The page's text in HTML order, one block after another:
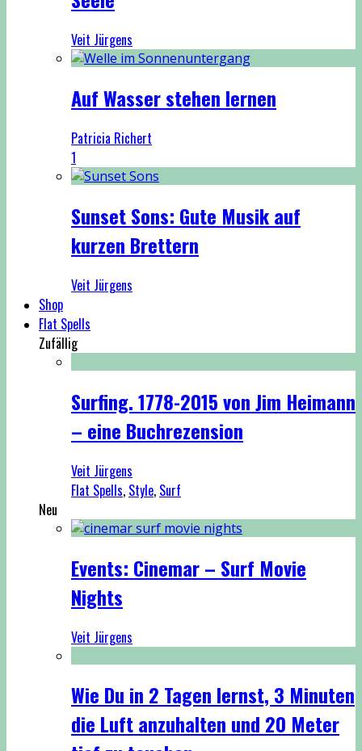
Veit Jürgens
Auf Wasser stehen lernen
Patricia Richert
1
Sunset Sons: Gute Musik auf
kurzen Brettern
Veit Jürgens
Shop
Flat Spells
Zufällig
Surfing. 1778-2015 von Jim Heimann
– eine Buchrezension
Veit Jürgens
Flat Spells, Style, Surf
Neu
Events: Cinemar – Surf Movie
Nights
Veit Jürgens
Wie Du in 2 Tagen lernst, 3 Minuten
die Luft anzuhalten und 20 Meter